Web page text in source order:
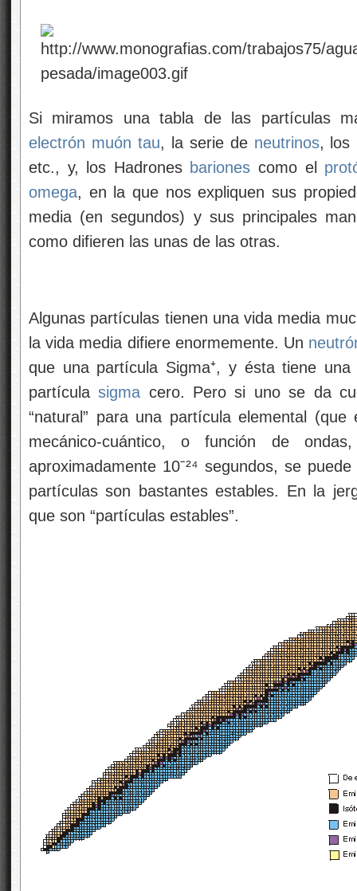
Si miramos una tabla de las partículas
electrón muón tau, la serie de neutrinos, los
etc., y, los Hadrones bariones como el
omega, en la que nos expliquen sus
media (en segundos) y sus principales
como difieren las unas de las otras.
Algunas partículas tienen una vida media
la vida media difiere enormemente. Un
que una partícula Sigma⁺, y ésta tiene
partículasigma cero. Pero si uno se da
“natural” para una partícula elemental
mecánico-cuántico, o función de
aproximadamente 10ˉ²⁴ segundos, se
partículas son bastantes estables. En la
que son “partículas estables”.